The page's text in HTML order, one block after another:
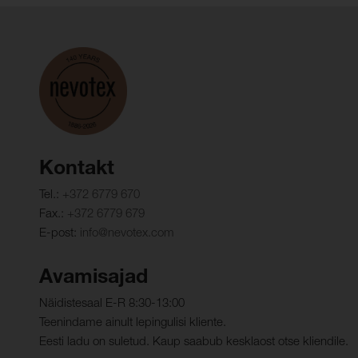
Kontakt
Tel.: +372 6779 670
Fax.: +372 6779 679
E-post: info@nevotex.com
Avamisajad
Näidistesaal E-R 8:30-13:00
Teenindame ainult lepingulisi kliente.
Eesti ladu on suletud. Kaup saabub kesklaost otse kliendile.